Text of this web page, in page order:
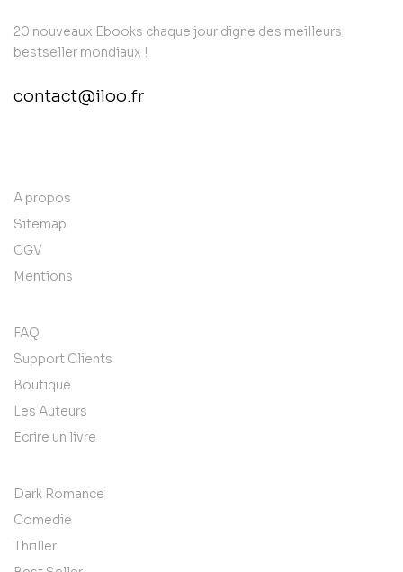
20 nouveaux Ebooks chaque jour digne des meilleurs
bestseller mondiaux !
contact@iloo.fr
A propos
Sitemap
CGV
Mentions
FAQ
Support Clients
Boutique
Les Auteurs
Ecrire un livre
Dark Romance
Comedie
Thriller